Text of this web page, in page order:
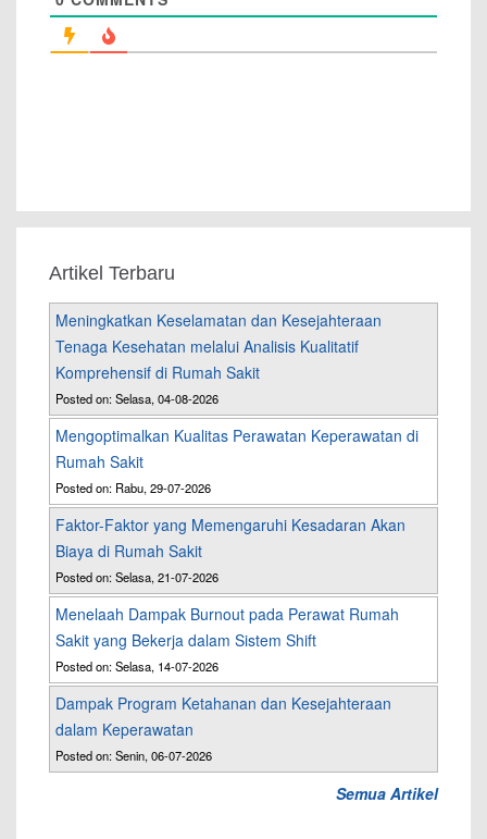
Artikel Terbaru
Meningkatkan Keselamatan dan Kesejahteraan
Tenaga Kesehatan melalui Analisis Kualitatif
Komprehensif di Rumah Sakit
Posted on: Selasa, 04-08-2026
Mengoptimalkan Kualitas Perawatan Keperawatan di
Rumah Sakit
Posted on: Rabu, 29-07-2026
Faktor-Faktor yang Memengaruhi Kesadaran Akan
Biaya di Rumah Sakit
Posted on: Selasa, 21-07-2026
Menelaah Dampak Burnout pada Perawat Rumah
Sakit yang Bekerja dalam Sistem Shift
Posted on: Selasa, 14-07-2026
Dampak Program Ketahanan dan Kesejahteraan
dalam Keperawatan
Posted on: Senin, 06-07-2026
Semua Artikel